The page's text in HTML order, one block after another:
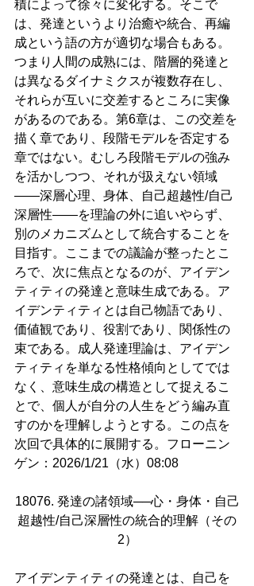
積によって徐々に変化する。そこで
は、発達というより治癒や統合、再編
成という語の方が適切な場合もある。
つまり人間の成熟には、階層的発達と
は異なるダイナミクスが複数存在し、
それらが互いに交差するところに実像
があるのである。第6章は、この交差を
描く章であり、段階モデルを否定する
章ではない。むしろ段階モデルの強み
を活かしつつ、それが扱えない領域
――深層心理、身体、自己超越性/自己
深層性――を理論の外に追いやらず、
別のメカニズムとして統合することを
目指す。ここまでの議論が整ったとこ
ろで、次に焦点となるのが、アイデン
ティティの発達と意味生成である。ア
イデンティティとは自己物語であり、
価値観であり、役割であり、関係性の
束である。成人発達理論は、アイデン
ティティを単なる性格傾向としてでは
なく、意味生成の構造として捉えるこ
とで、個人が自分の人生をどう編み直
すのかを理解しようとする。この点を
次回で具体的に展開する。フローニン
ゲン：2026/1/21（水）08:08
18076. 発達の諸領域──心・身体・自己
超越性/自己深層性の統合的理解（その
2）
アイデンティティの発達とは、自己を